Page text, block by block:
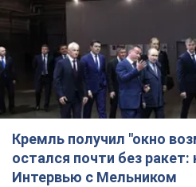
Кремль получил "окно
остался почти без
Интервью с Мельником